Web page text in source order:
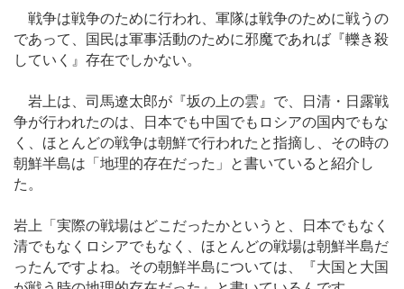
戦争は戦争のために行われ、軍隊は戦争のために戦うの
であって、国民は軍事活動のために邪魔であれば『轢き殺
していく』存在でしかない。
岩上は、司馬遼太郎が『坂の上の雲』で、日清・日露戦
争が行われたのは、日本でも中国でもロシアの国内でもな
く、ほとんどの戦争は朝鮮で行われたと指摘し、その時の
朝鮮半島は「地理的存在だった」と書いていると紹介し
た。
岩上「実際の戦場はどこだったかというと、日本でもなく
清でもなくロシアでもなく、ほとんどの戦場は朝鮮半島だ
ったんですよね。その朝鮮半島については、『大国と大国